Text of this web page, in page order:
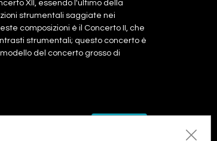
XII, essendo l'ultimo della
strumentali saggiate nei
composizioni è il Concerto II, che
strumentali; questo concerto è
del concerto grosso di